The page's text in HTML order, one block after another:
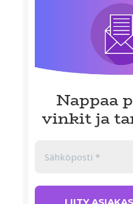
Nappaa
vinkit ja